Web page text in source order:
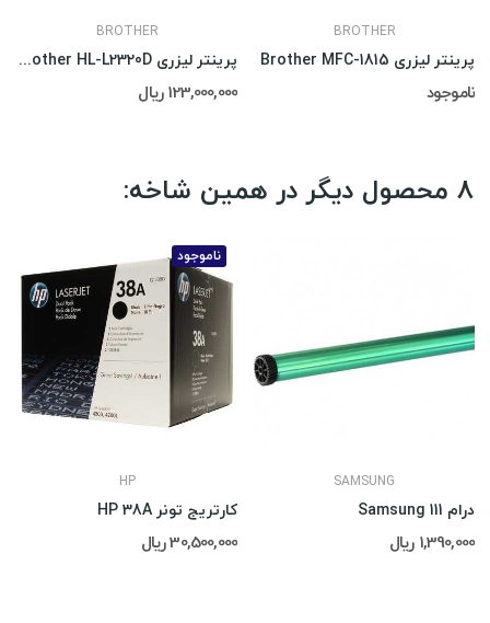
BROTHER
پرینتر لیزری Brother HL-L2320D
123,000,000 ریال
BROTHER
پرینتر لیزری Brother MFC-1815
ناموجود
8 محصول دیگر در همین شاخه:
ناموجود
HP
کارتریج تونر HP 38A
30,500,000 ریال
SAMSUNG
درام Samsung 111
1,390,000 ریال